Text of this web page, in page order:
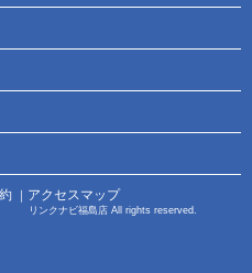
｜ アクセスマップ
リンクナビ福島店 All rights reserved.